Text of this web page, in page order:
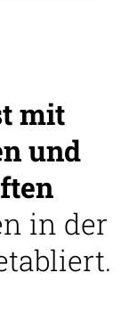
mit
und
in der